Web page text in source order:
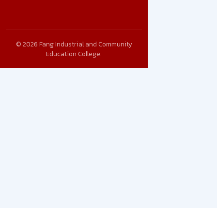
© 2026 Fang Industrial and Community
Education College.